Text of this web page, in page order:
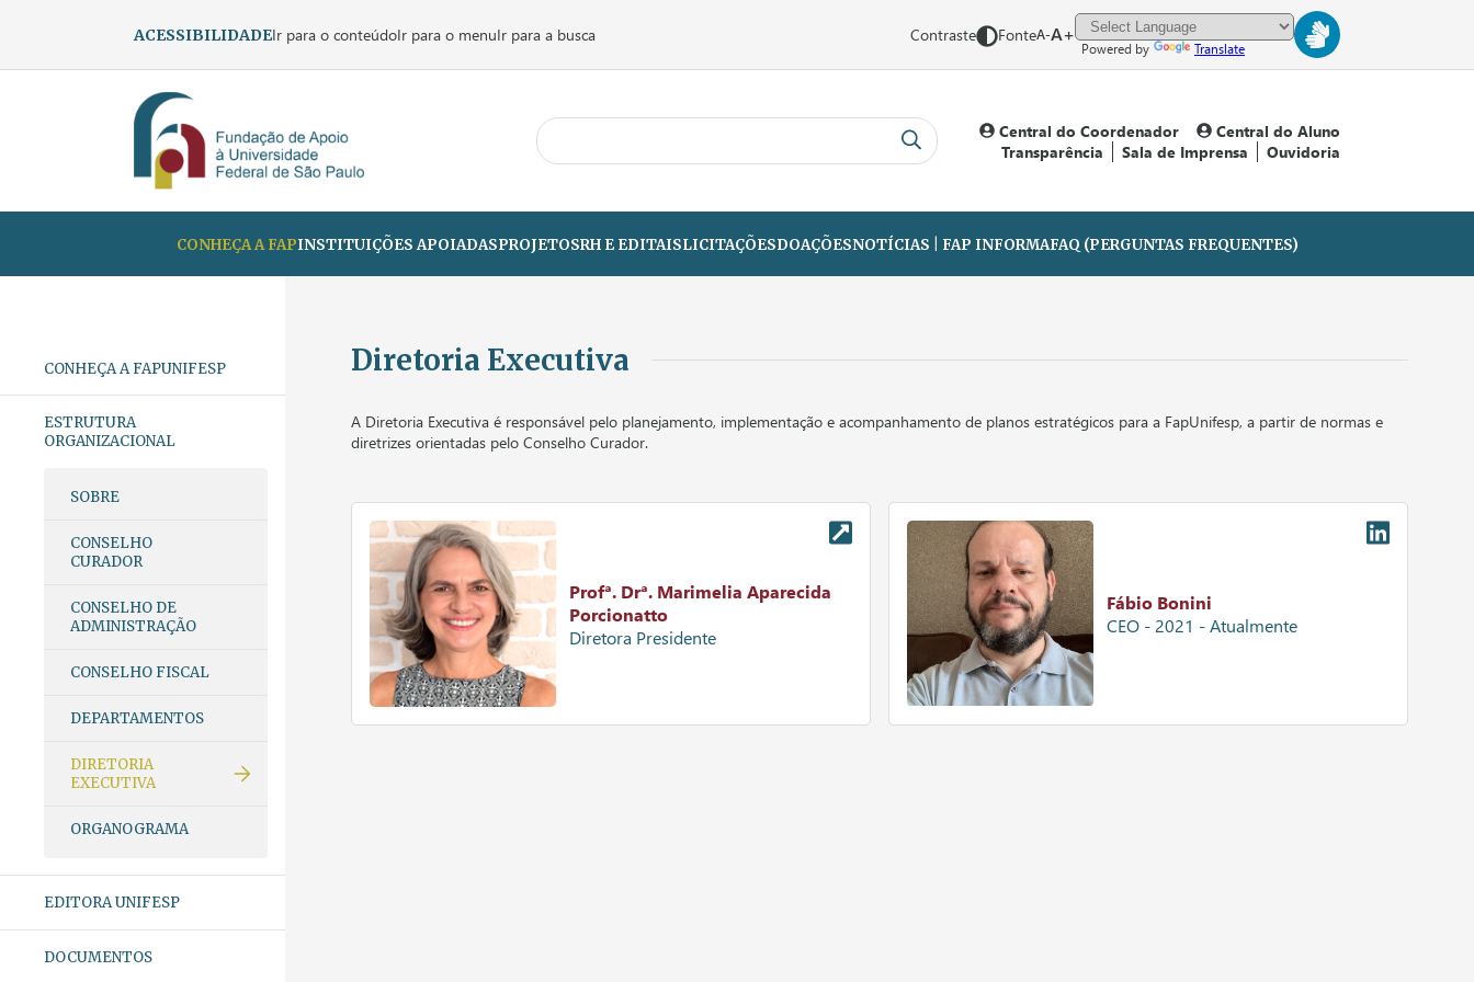
ACESSIBILIDADEIr para o conteúdoIr para o menuIr para a busca Contraste FonteA-A+
Powered by Translate
Central do Coordenador
Central do Aluno
Transparência
Sala de Imprensa Ouvidoria
CONHEÇA A FAPINSTITUIÇÕES APOIADASPROJETOSRH E EDITAISLICITAÇÕESDOAÇÕESNOTÍCIAS | FAP INFORMAFAQ (PERGUNTAS FREQUENTES)
CONHEÇA A FAPUNIFESP
SOBRE
VALORES
ESTRUTURA
ORGANIZACIONAL
SOBRE
CONSELHO
CURADOR
CONSELHO DE
ADMINISTRAÇÃO
CONSELHO FISCAL
DEPARTAMENTOS
DIRETORIA
EXECUTIVA
ORGANOGRAMA
EDITORA UNIFESP
DOCUMENTOS
Diretoria Executiva
A Diretoria Executiva é responsável pelo planejamento, implementação e acompanhamento de planos estratégicos para a FapUnifesp, a partir de normas e
diretrizes orientadas pelo Conselho Curador.
Profª. Drª. Marimelia Aparecida
Porcionatto
Diretora Presidente
Fábio Bonini
CEO - 2021 - Atualmente